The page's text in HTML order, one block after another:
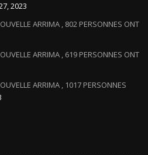
2023
ARRIMA , 802 PERSONNES ONT
ARRIMA , 619 PERSONNES ONT
ARRIMA , 1017 PERSONNES